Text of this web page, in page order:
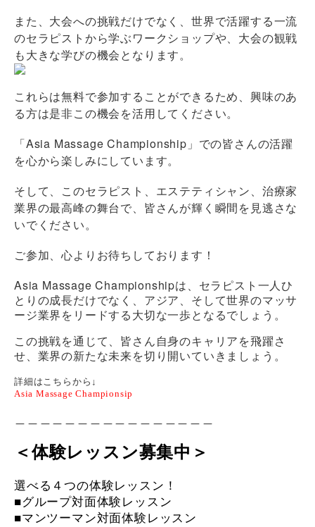
また、大会への挑戦だけでなく、世界で活躍する一流
のセラピストから学ぶワークショップや、大会の観戦
も大きな学びの機会となります。
これらは無料で参加することができるため、興味のあ
る方は是非この機会を活用してください。
「Asia Massage Championship」での皆さんの活躍
を心から楽しみにしています。
そして、このセラピスト、エステティシャン、治療家
業界の最高峰の舞台で、皆さんが輝く瞬間を見逃さな
いでください。
ご参加、心よりお待ちしております！
Asia Massage Championshipは、セラピスト一人ひ
とりの成長だけでなく、アジア、そして世界のマッサ
ージ業界をリードする大切な一歩となるでしょう。
この挑戦を通じて、皆さん自身のキャリアを飛躍さ
せ、業界の新たな未来を切り開いていきましょう。
詳細はこちらから↓
Asia Massage Championsip
＜体験レッスン募集中＞
選べる４つの体験レッスン！
■グループ対面体験レッスン
■マンツーマン対面体験レッスン